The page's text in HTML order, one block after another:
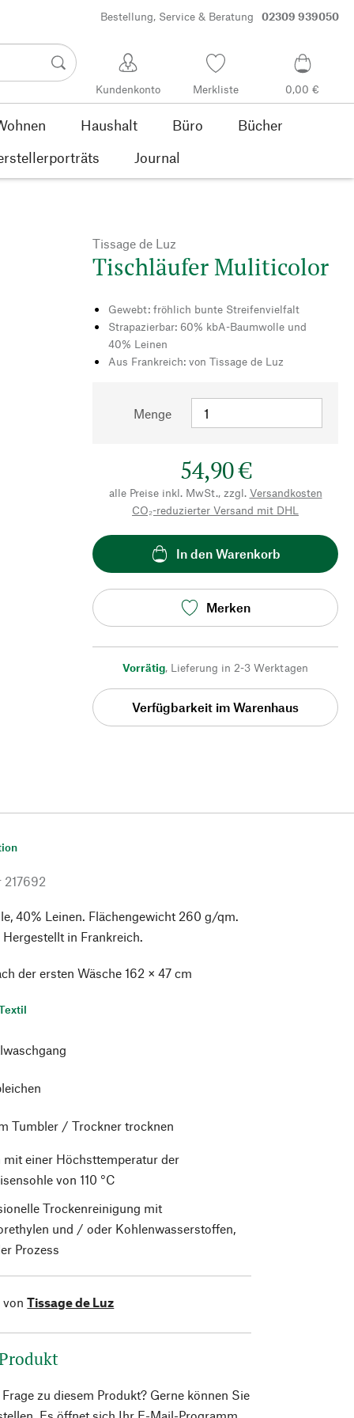
Bestellung, Service & Beratung 02309 939050
Kundenkonto Merkliste 0,00 €
Haushalt Büro
Bücher
Journal
Tissage de Luz
Tischläufer Muliticolor
Gewebt: fröhlich bunte Streifenvielfalt
Strapazierbar: 60% kbA-Baumwolle und
40% Leinen
Aus Frankreich: von Tissage de Luz
Menge
54,90 €
alle Preise inkl. MwSt., zzgl. Versandkosten
CO₂-reduzierter Versand mit DHL
In den Warenkorb
Merken
Vorrätig, Lieferung in 2-3 Werktagen
Verfügbarkeit im Warenhaus
217692
40% Leinen. Flächengewicht 260 g/qm.
in Frankreich.
der ersten Wäsche 162 × 47 cm
Tumbler / Trockner trocknen
mit einer Höchsttemperatur der
von 110 °C
Trockenreinigung mit
und / oder Kohlenwasserstoffen,
Prozess
von Tissage de Luz
zu diesem Produkt? Gerne können Sie